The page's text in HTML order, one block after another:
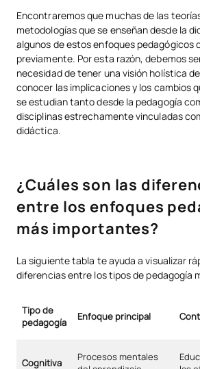
Encontraremos que muchas de las
metodologías que se enseñan desde la
algunos de estos enfoques pedagógicos
previamente. Por esta razón, debemos
necesidad de tener una visión holística
conocer las implicaciones y los cambios
se estudian tanto desde la pedagogía
disciplinas estrechamente vinculadas
didáctica.
¿Cuáles son las
entre los enfoques
más importantes?
La siguiente tabla te ayuda a visualizar
diferencias entre los tipos de pedagogía
Tipo de
pedagogía
Enfoque principal
Cognitiva
Procesos mentales